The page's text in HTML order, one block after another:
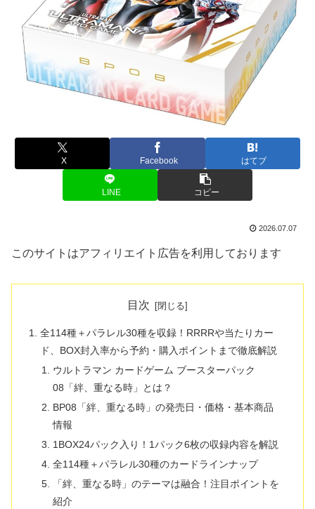
X Facebook はてブ
LINE コピー
2026.07.07
このサイトはアフィリエイト広告を利用しております
目次
全114種＋パラレル30種を収録！RRRRや当たりカー
ド、BOX封入率から予約・購入ポイントまで徹底解説
ウルトラマン カードゲーム ブースターパック
08「絆、重なる時」とは？
BP08「絆、重なる時」の発売日・価格・基本商品
情報
1BOX24パック入り！1パック6枚の収録内容を解説
全114種＋パラレル30種のカードラインナップ
「絆、重なる時」のテーマは融合！注目ポイントを
紹介